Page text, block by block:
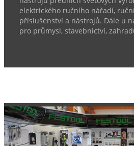
elektrického ručního nářadí,
příslušenství a nástrojů. Dále u
pro průmysl, stavebnictví,